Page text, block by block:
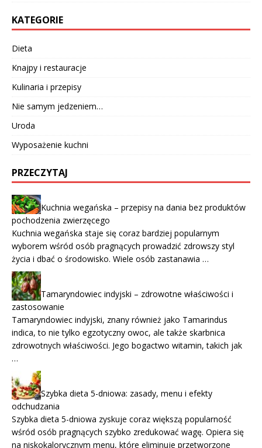
KATEGORIE
Dieta
Knajpy i restauracje
Kulinaria i przepisy
Nie samym jedzeniem…
Uroda
Wyposażenie kuchni
PRZECZYTAJ
Kuchnia wegańska – przepisy na dania bez produktów
pochodzenia zwierzęcego
Kuchnia wegańska staje się coraz bardziej popularnym
wyborem wśród osób pragnących prowadzić zdrowszy styl
życia i dbać o środowisko. Wiele osób zastanawia …
Tamaryndowiec indyjski – zdrowotne właściwości i
zastosowanie
Tamaryndowiec indyjski, znany również jako Tamarindus
indica, to nie tylko egzotyczny owoc, ale także skarbnica
zdrowotnych właściwości. Jego bogactwo witamin, takich jak
…
Szybka dieta 5-dniowa: zasady, menu i efekty
odchudzania
Szybka dieta 5-dniowa zyskuje coraz większą popularność
wśród osób pragnących szybko zredukować wagę. Opiera się
na niskokalorycznym menu, które eliminuje przetworzone